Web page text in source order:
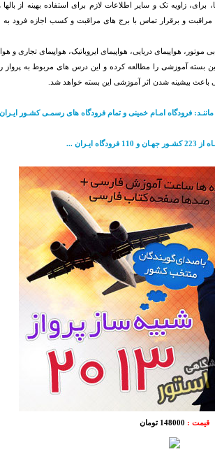
زاویه تک و سایر اطلاعات لازم برای استفاده بهینه از
مراقبت و برقرار تماس با برج های مراقبت و کسب اجازه فرود
موتور، هواپیمای دریایی، هواپیمای ایروباتیک، هواپیمای تجاری و
بسته آموزشی را مطالعه کرده و این درس های مربوط به پرواز
باعث بیشینه شدن اثر آموزشی این بسته خواهد شد.
فرودگاه امـام خمینی و تمام فرودگاه های رسمـی کشـور ایـران
قیمت :